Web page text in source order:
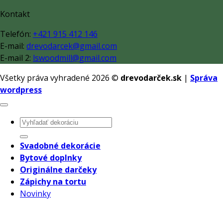
Kontakt
Telefón: +421 915 412 146
E-mail: drevodarcek@gmail.com
E-mail 2: lswoodmill@gmail.com
Všetky práva vyhradené 2026 © drevodarček.sk | Správa
wordpress
Hľadať:
Svadobné dekorácie
Bytové doplnky
Originálne darčeky
Zápichy na tortu
Novinky